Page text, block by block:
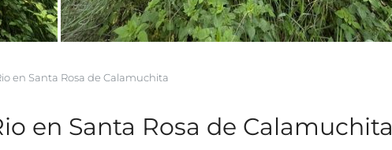
en Santa Rosa de Calamuchita
en Santa Rosa de Calamuchita